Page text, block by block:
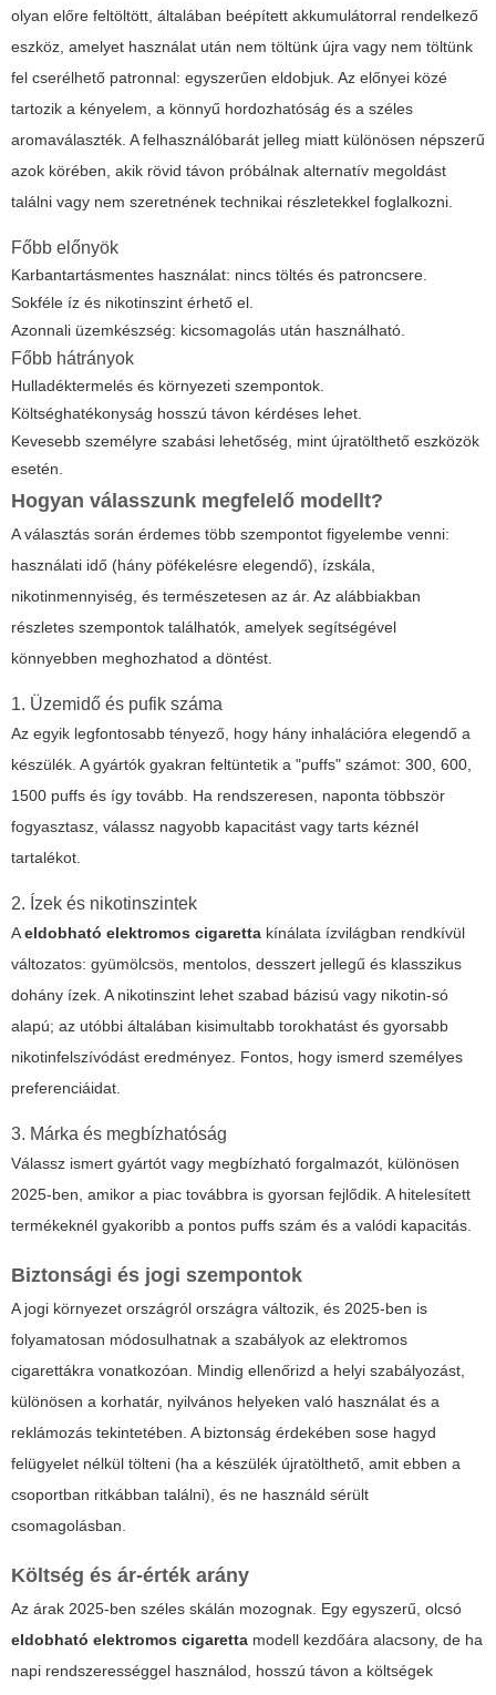
olyan előre feltöltött, általában beépített akkumulátorral rendelkező
eszköz, amelyet használat után nem töltünk újra vagy nem töltünk
fel cserélhető patronnal: egyszerűen eldobjuk. Az előnyei közé
tartozik a kényelem, a könnyű hordozhatóság és a széles
aromaválaszték. A felhasználóbarát jelleg miatt különösen népszerű
azok körében, akik rövid távon próbálnak alternatív megoldást
találni vagy nem szeretnének technikai részletekkel foglalkozni.
Főbb előnyök
Karbantartásmentes használat: nincs töltés és patroncsere.
Sokféle íz és nikotinszint érhető el.
Azonnali üzemkészség: kicsomagolás után használható.
Főbb hátrányok
Hulladéktermelés és környezeti szempontok.
Költséghatékonyság hosszú távon kérdéses lehet.
Kevesebb személyre szabási lehetőség, mint újratölthető eszközök
esetén.
Hogyan válasszunk megfelelő modellt?
A választás során érdemes több szempontot figyelembe venni:
használati idő (hány pöfékelésre elegendő), ízskála,
nikotinmennyiség, és természetesen az ár. Az alábbiakban
részletes szempontok találhatók, amelyek segítségével
könnyebben meghozhatod a döntést.
1. Üzemidő és pufik száma
Az egyik legfontosabb tényező, hogy hány inhalációra elegendő a
készülék. A gyártók gyakran feltüntetik a "puffs" számot: 300, 600,
1500 puffs és így tovább. Ha rendszeresen, naponta többször
fogyasztasz, válassz nagyobb kapacitást vagy tarts kéznél
tartalékot.
2. Ízek és nikotinszintek
Aeldobható elektromos cigaretta kínálata ízvilágban rendkívül
változatos: gyümölcsös, mentolos, desszert jellegű és klasszikus
dohány ízek. A nikotinszint lehet szabad bázisú vagy nikotin-só
alapú; az utóbbi általában kisimultabb torokhatást és gyorsabb
nikotinfelszívódást eredményez. Fontos, hogy ismerd személyes
preferenciáidat.
3. Márka és megbízhatóság
Válassz ismert gyártót vagy megbízható forgalmazót, különösen
2025-ben, amikor a piac továbbra is gyorsan fejlődik. A hitelesített
termékeknél gyakoribb a pontos puffs szám és a valódi kapacitás.
Biztonsági és jogi szempontok
A jogi környezet országról országra változik, és 2025-ben is
folyamatosan módosulhatnak a szabályok az elektromos
cigarettákra vonatkozóan. Mindig ellenőrizd a helyi szabályozást,
különösen a korhatár, nyilvános helyeken való használat és a
reklámozás tekintetében. A biztonság érdekében sose hagyd
felügyelet nélkül tölteni (ha a készülék újratölthető, amit ebben a
csoportban ritkábban találni), és ne használd sérült
csomagolásban.
Költség és ár-érték arány
Az árak 2025-ben széles skálán mozognak. Egy egyszerű, olcsó
eldobható elektromos cigaretta modell kezdőára alacsony, de ha
napi rendszerességgel használod, hosszú távon a költségek